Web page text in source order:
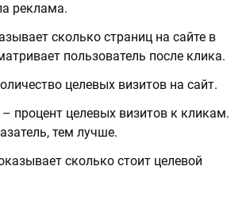
реклама.
сколько страниц на сайте в
пользователь после клика.
целевых визитов на сайт.
– процент целевых визитов к кликам.
тем лучше.
сколько стоит целевой